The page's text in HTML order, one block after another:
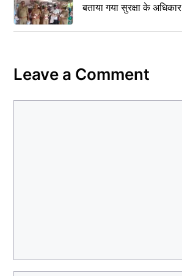
बताया गया सुरक्षा के अधिकार
Leave a Comment